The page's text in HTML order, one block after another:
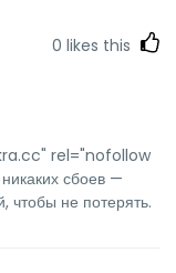
0 likes this
rel="nofollow
сбоев —
чтобы не потерять.